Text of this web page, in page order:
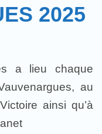
2025
a lieu chaque
au
ainsi qu’à